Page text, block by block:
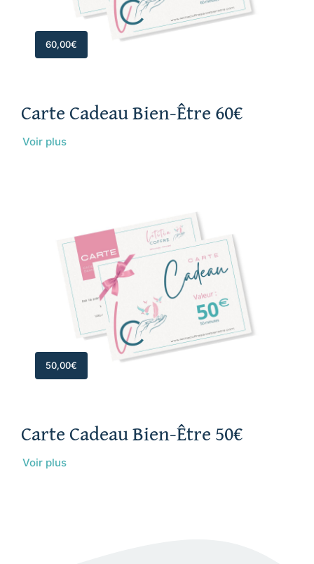
60,00€
Carte Cadeau Bien-Être 60€
Voir plus
50,00€
Carte Cadeau Bien-Être 50€
Voir plus